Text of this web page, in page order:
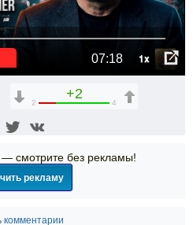
07:18 1x
+2
2 4
смотрите без рекламы!
рекламу
комментарии